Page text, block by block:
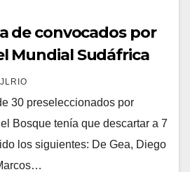
de convocados por
Mundial Sudáfrica
JLRIO
30 preseleccionados por
Bosque tenía que descartar a 7
los siguientes: De Gea, Diego